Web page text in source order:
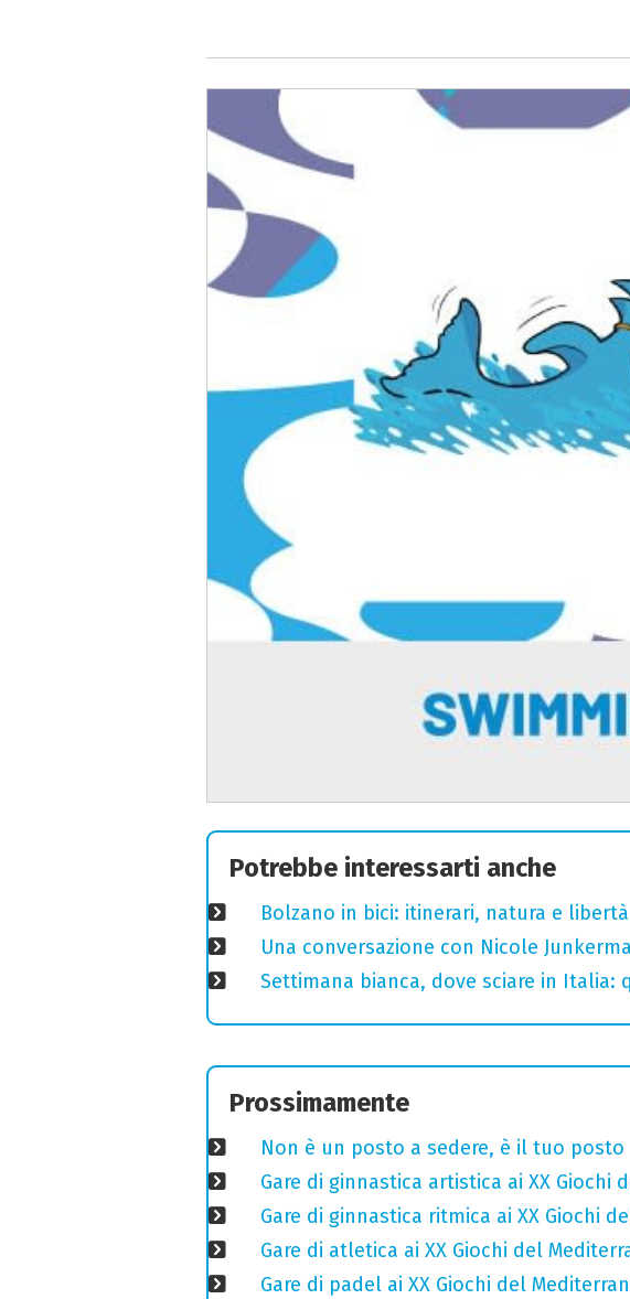
Potrebbe interessarti anche
Bolzano in bici: itinerari, natura e
Una conversazione con Nicole
Settimana bianca, dove sciare in Italia:
Prossimamente
Non è un posto a sedere, è il tuo posto
Gare di ginnastica artistica ai XX Giochi
Gare di ginnastica ritmica ai XX Giochi
Gare di atletica ai XX Giochi del
Gare di padel ai XX Giochi del